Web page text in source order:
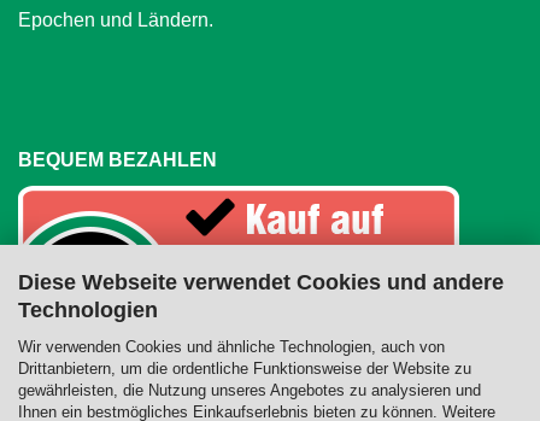
Diese Webseite verwendet Cookies und andere
Technologien
Wir verwenden Cookies und ähnliche Technologien, auch von
Drittanbietern, um die ordentliche Funktionsweise der Website zu
gewährleisten, die Nutzung unseres Angebotes zu analysieren und
Ihnen ein bestmögliches Einkaufserlebnis bieten zu können. Weitere
Epochen und Ländern.
BEQUEM BEZAHLEN
RECHTSSICHER EINKAUFEN